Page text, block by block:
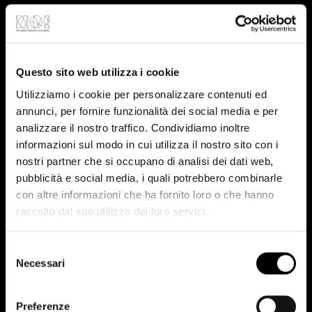
Questo sito web utilizza i cookie
Utilizziamo i cookie per personalizzare contenuti ed
annunci, per fornire funzionalità dei social media e per
analizzare il nostro traffico. Condividiamo inoltre
informazioni sul modo in cui utilizza il nostro sito con i
nostri partner che si occupano di analisi dei dati web,
pubblicità e social media, i quali potrebbero combinarle
con altre informazioni che ha fornito loro o che hanno
raccolto dal suo utilizzo dei loro servizi.
delNecessari
Preferenze
Piùinfo?
Machine Intelligence Lab
Ricerchiamo metodi e sviluppiamo tecnologie di
intelligenza artificiale incarnata. Con l'obiettivo di
trovare soluzioni innovative ed eticamente
giustificabili.
Quitrovi idettagli
Food Technology
tecnologie alimentari. Il nostro obiettivo: estrarre
dagli scarti di produzione composti ad alto valore